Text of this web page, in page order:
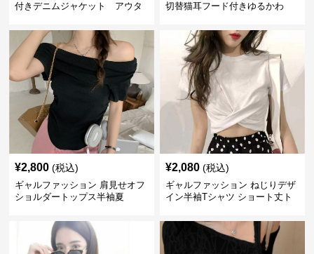
付きデニムジャケット アウタ
切替猫耳フード付きゆるかわ
¥2,800 (税込)
ギャルファッション 肩見せオフ
ショルダートップス半袖夏
¥2,080 (税込)
ギャルファッション ねじりデザ
イン半袖Tシャツ ショート丈ト